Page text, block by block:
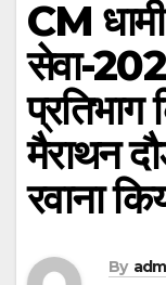
CM
सेवा-
प्रतिभाग
मैराथन
रवाना
By